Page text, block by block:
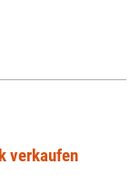
verkaufen